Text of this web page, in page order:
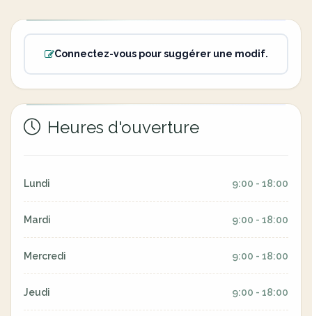
Connectez-vous pour suggérer une modif.
Heures d'ouverture
Lundi 9:00 - 18:00
Mardi 9:00 - 18:00
Mercredi 9:00 - 18:00
Jeudi 9:00 - 18:00